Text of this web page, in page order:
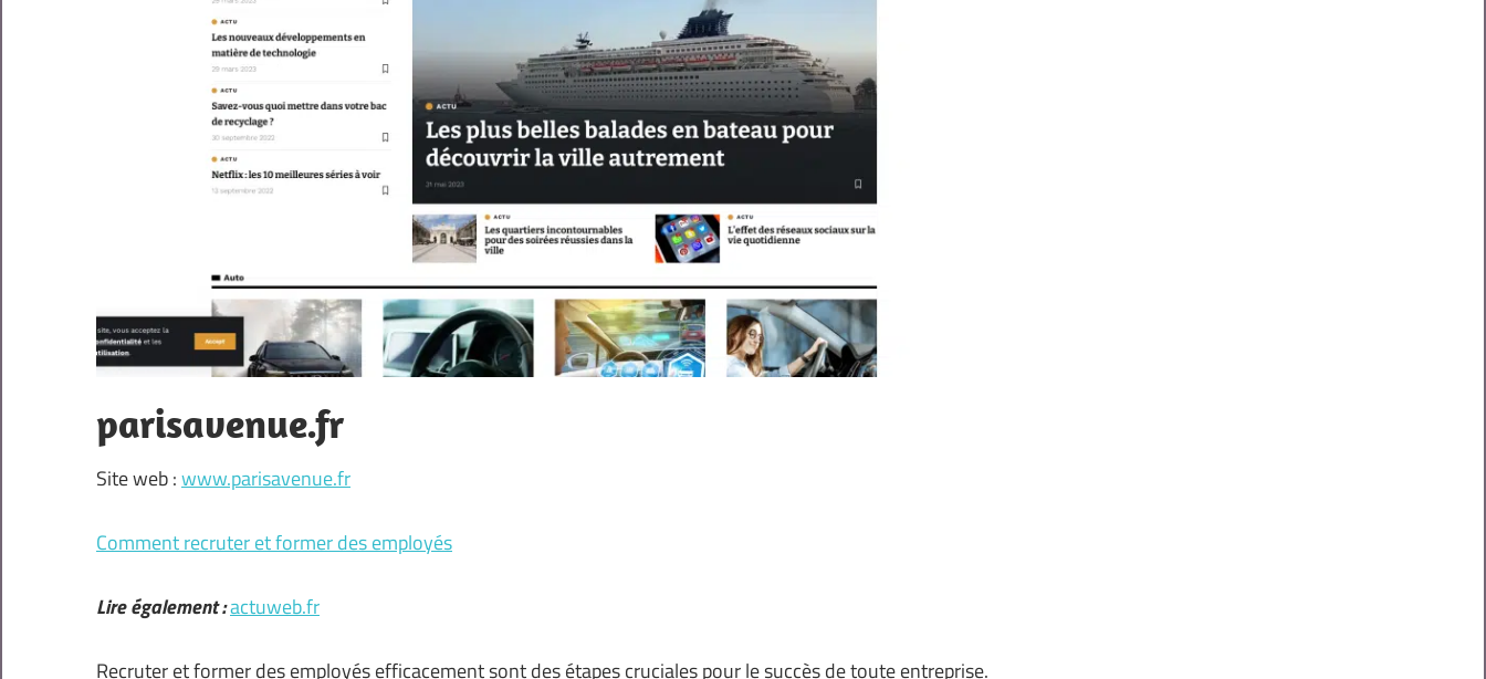
parisavenue.fr
Site web :www.parisavenue.fr
Comment recruter et former des employés
Lire également :actuweb.fr
Recruter et former des employés efficacement sont des étapes cruciales pour le succès de toute entreprise.